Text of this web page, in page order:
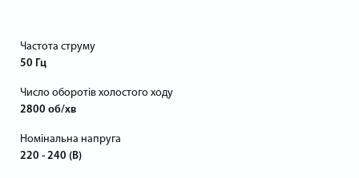
Частота струму
50 Гц
Число оборотів холостого ходу
2800 об/хв
Номінальна напруга
220 - 240 (В)